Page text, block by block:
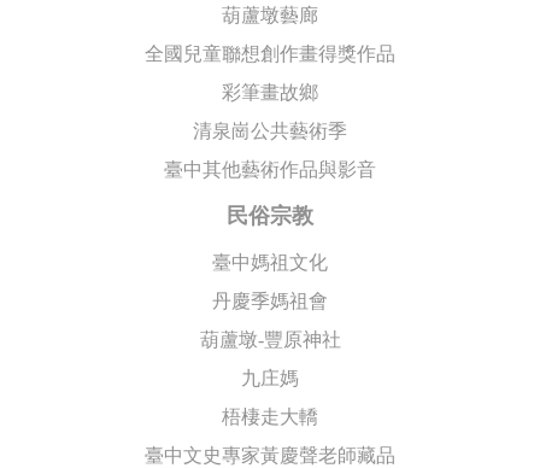
葫蘆墩藝廊
全國兒童聯想創作畫得獎作品
彩筆畫故鄉
清泉崗公共藝術季
臺中其他藝術作品與影音
民俗宗教
臺中媽祖文化
丹慶季媽祖會
葫蘆墩-豐原神社
九庄媽
梧棲走大轎
臺中文史專家黃慶聲老師藏品